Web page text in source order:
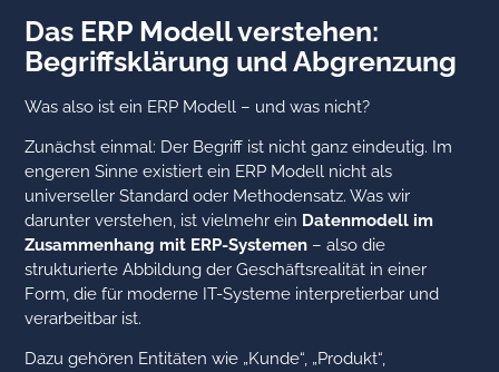
Das ERP Modell verstehen:
Begriffsklärung und Abgrenzung
Was also ist ein ERP Modell – und was nicht?
Zunächst einmal: Der Begriff ist nicht ganz eindeutig. Im
engeren Sinne existiert ein ERP Modell nicht als
universeller Standard oder Methodensatz. Was wir
darunter verstehen, ist vielmehr ein Datenmodell im
Zusammenhang mit ERP-Systemen – also die
strukturierte Abbildung der Geschäftsrealität in einer
Form, die für moderne IT-Systeme interpretierbar und
verarbeitbar ist.
Dazu gehören Entitäten wie „Kunde“, „Produkt“,